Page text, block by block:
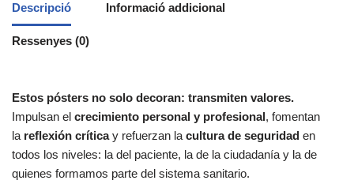
Descripció Informació addicional
Ressenyes (0)
Estos pósters no solo decoran: transmiten valores.
Impulsan el crecimiento personal y profesional, fomentan
la reflexión críticay refuerzan la cultura de seguridad en
todos los niveles: la del paciente, la de la ciudadanía y la de
quienes formamos parte del sistema sanitario.